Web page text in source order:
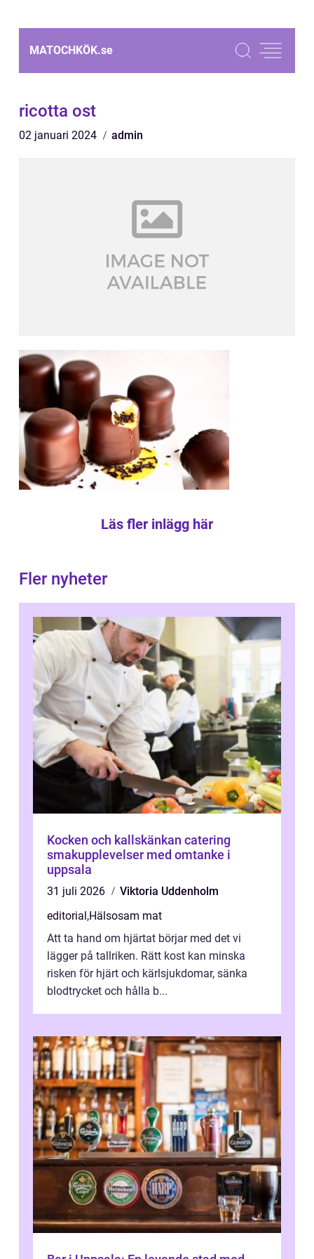
MATOCHKÖK.se
ricotta ost
02 januari 2024 admin
Läs fler inlägg här
Fler nyheter
Kocken och kallskänkan catering
smakupplevelser med omtanke i
uppsala
31 juli 2026
Viktoria Uddenholm
editorial,Hälsosam mat
Att ta hand om hjärtat börjar med det vi
lägger på tallriken. Rätt kost kan minska
risken för hjärt och kärlsjukdomar, sänka
blodtrycket och hålla b...